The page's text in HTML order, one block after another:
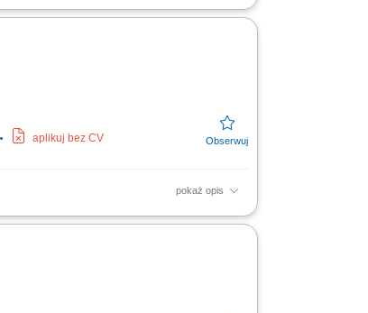
i materiałów drewnopochodnych.
aplikuj bez CV
pokaż opis
elektronarzędzi i maszyn